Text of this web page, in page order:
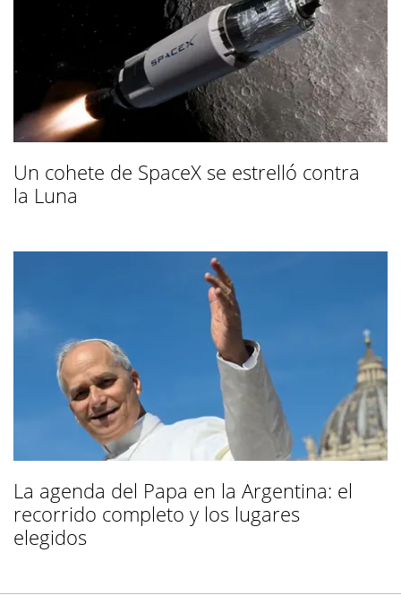
Un cohete de SpaceX se estrelló contra
la Luna
La agenda del Papa en la Argentina: el
recorrido completo y los lugares
elegidos